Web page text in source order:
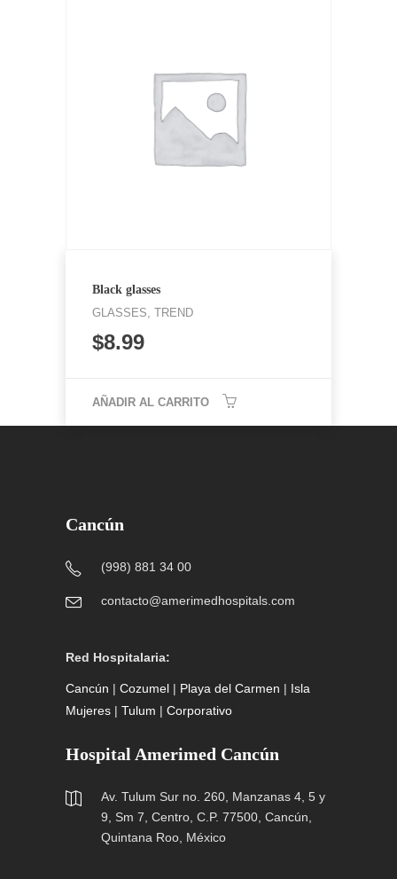
Black glasses
GLASSES, TREND
$8.99
AÑADIR AL CARRITO
Cancún
(998) 881 34 00
contacto@amerimedhospitals.com
Red Hospitalaria:
Cancún | Cozumel | Playa del Carmen | Isla
Mujeres | Tulum | Corporativo
Hospital Amerimed Cancún
Av. Tulum Sur no. 260, Manzanas 4, 5 y
9, Sm 7, Centro, C.P. 77500, Cancún,
Quintana Roo, México